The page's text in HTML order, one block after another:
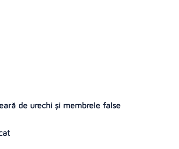
de urechi și membrele false